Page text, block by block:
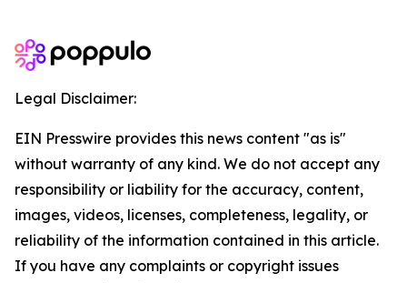
Legal Disclaimer:
EIN Presswire provides this news content "as is"
without warranty of any kind. We do not accept any
responsibility or liability for the accuracy, content,
images, videos, licenses, completeness, legality, or
reliability of the information contained in this article.
If you have any complaints or copyright issues